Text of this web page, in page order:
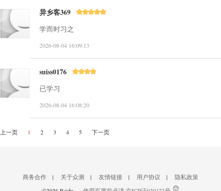
异乡客369
学而时习之
2026-08-04 16:09:13
suiss0176
已学习
2026-08-04 16:08:20
上一页 1 2 3 4 5 下一页
商务合作 | 关于众测 | 友情链接 | 用户协议 | 隐私政策